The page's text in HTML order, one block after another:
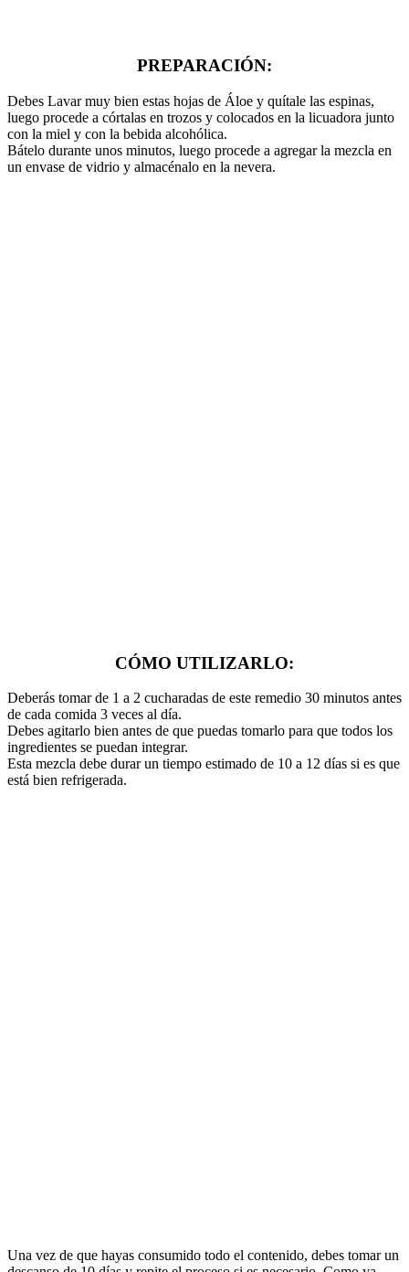
PREPARACIÓN:
Debes Lavar muy bien estas hojas de Áloe y quítale las espinas,
luego procede a córtalas en trozos y colocados en la licuadora junto
con la miel y con la bebida alcohólica.
Bátelo durante unos minutos, luego procede a agregar la mezcla en
un envase de vidrio y almacénalo en la nevera.
CÓMO UTILIZARLO:
Deberás tomar de 1 a 2 cucharadas de este remedio 30 minutos antes
de cada comida 3 veces al día.
Debes agitarlo bien antes de que puedas tomarlo para que todos los
ingredientes se puedan integrar.
Esta mezcla debe durar un tiempo estimado de 10 a 12 días si es que
está bien refrigerada.
Una vez de que hayas consumido todo el contenido, debes tomar un